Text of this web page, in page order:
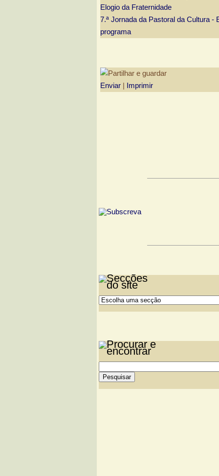
Elogio da Fraternidade
7.ª Jornada da Pastoral da Cultura -
programa
Enviar Imprimir